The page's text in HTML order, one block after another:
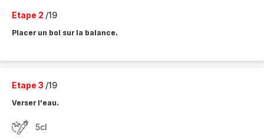
Etape 2 /19
Placer un bol sur la balance.
Etape 3 /19
Verser l'eau.
5cl